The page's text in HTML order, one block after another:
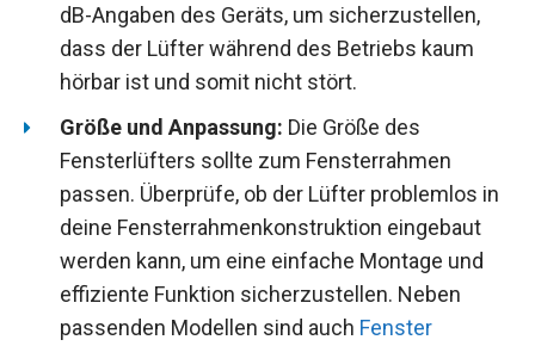
dB-Angaben des Geräts, um sicherzustellen,
dass der Lüfter während des Betriebs kaum
hörbar ist und somit nicht stört.
Größe und Anpassung: Die Größe des
Fensterlüfters sollte zum Fensterrahmen
passen. Überprüfe, ob der Lüfter problemlos in
deine Fensterrahmenkonstruktion eingebaut
werden kann, um eine einfache Montage und
effiziente Funktion sicherzustellen. Neben
passenden Modellen sind auch Fenster